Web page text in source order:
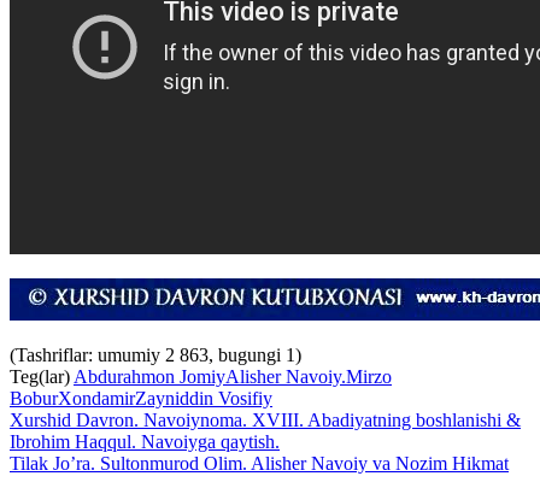
(Tashriflar: umumiy 2 863, bugungi 1)
Teg(lar) Abdurahmon JomiyAlisher Navoiy.Mirzo
BoburXondamirZayniddin Vosifiy
Xurshid Davron. Navoiynoma. XVIII. Abadiyatning boshlanishi &
Ibrohim Haqqul. Navoiyga qaytish.
Tilak Jo’ra. Sultonmurod Olim. Alisher Navoiy va Nozim Hikmat